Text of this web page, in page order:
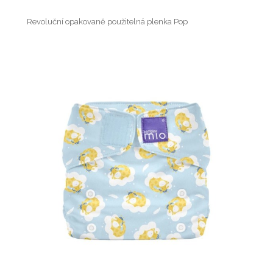
Revoluční opakovaně použitelná plenka Pop